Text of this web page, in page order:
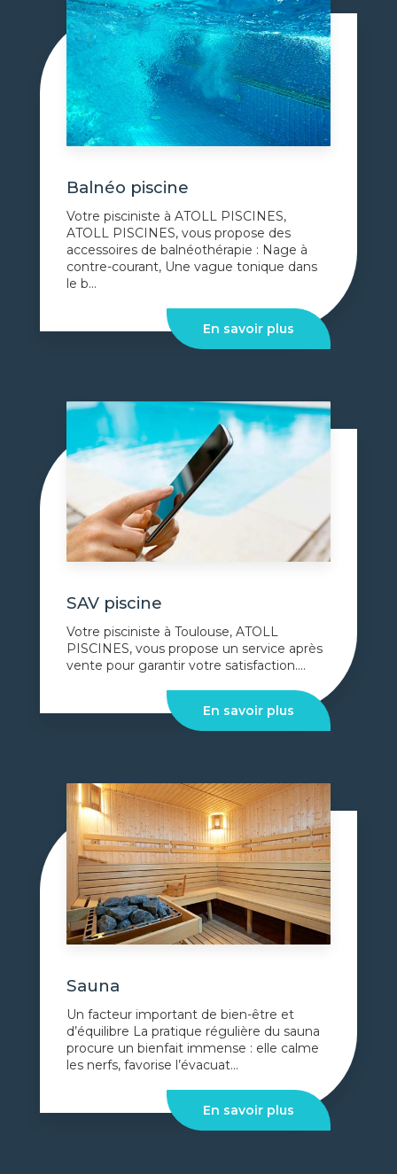
Balnéo piscine
Votre pisciniste à ATOLL PISCINES,
ATOLL PISCINES, vous propose des
accessoires de balnéothérapie : Nage à
contre-courant, Une vague tonique dans
le b...
En savoir plus
SAV piscine
Votre pisciniste à Toulouse, ATOLL
PISCINES, vous propose un service après
vente pour garantir votre satisfaction....
En savoir plus
Sauna
Un facteur important de bien-être et
d’équilibre La pratique régulière du sauna
procure un bienfait immense : elle calme
les nerfs, favorise l’évacuat...
En savoir plus